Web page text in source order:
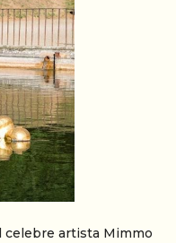
celebre artista Mimmo